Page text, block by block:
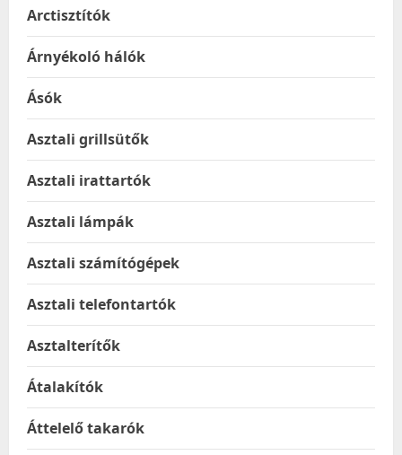
Arctisztítók
Árnyékoló hálók
Ásók
Asztali grillsütők
Asztali irattartók
Asztali lámpák
Asztali számítógépek
Asztali telefontartók
Asztalterítők
Átalakítók
Áttelelő takarók